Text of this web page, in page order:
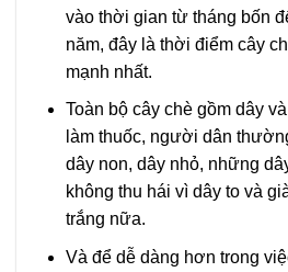
vào thời gian từ tháng bốn
năm, đây là thời điểm cây
mạnh nhất.
Toàn bộ cây chè gồm dây
làm thuốc, người dân
dây non, dây nhỏ, những
không thu hái vì dây to và
trắng nữa.
Và để dễ dàng hơn trong